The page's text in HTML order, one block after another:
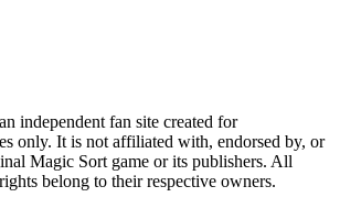
independent fan site created for
only. It is not affiliated with, endorsed by, or
Magic Sort game or its publishers. All
belong to their respective owners.